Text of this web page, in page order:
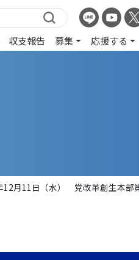
収支報告 募集 応援する
12月11日（水） 党改革創生本部